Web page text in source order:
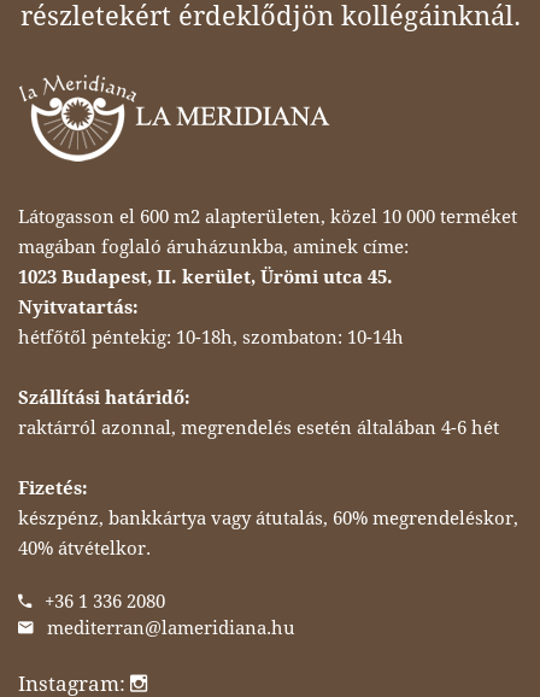
részletekért érdeklődjön kollégáinknál.
Látogasson el 600 m2 alapterületen, közel 10 000 terméket
magában foglaló áruházunkba, aminek címe:
1023 Budapest, II. kerület, Ürömi utca 45.
Nyitvatartás:
hétfőtől péntekig: 10-18h, szombaton: 10-14h
Szállítási határidő:
raktárról azonnal, megrendelés esetén általában 4-6 hét
Fizetés:
készpénz, bankkártya vagy átutalás, 60% megrendeléskor,
40% átvételkor.
+36 1 336 2080
mediterran@lameridiana.hu
Instagram: